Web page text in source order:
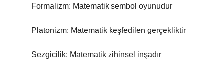
Formalizm: Matematik sembol oyunudur
Platonizm: Matematik keşfedilen gerçekliktir
Sezgicilik: Matematik zihinsel inşadır